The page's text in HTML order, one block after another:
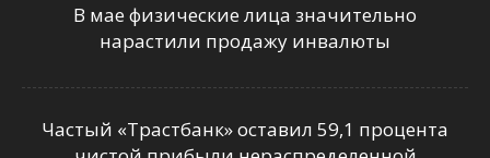
В мае физические лица значительно
нарастили продажу инвалюты
Частый «Трастбанк» оставил 59,1 процента